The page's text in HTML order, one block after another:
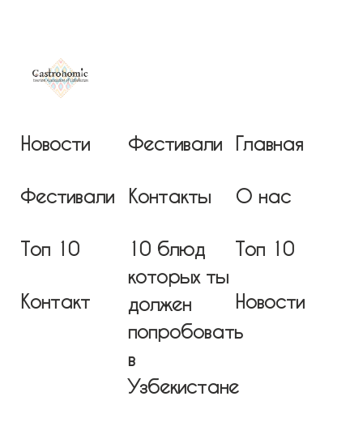
Новости
Фестивали
Топ 10
Контакт
Фестивали
Контакты
10 блюд
которых ты
должен
попробовать
в
Узбекистане
Главная
О нас
Топ 10
Новости